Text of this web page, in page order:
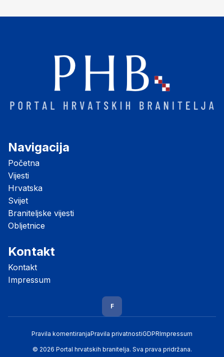
Navigacija
Početna
Vijesti
Hrvatska
Svijet
Braniteljske vijesti
Obljetnice
Kontakt
Kontakt
Impressum
F
Pravila komentiranjaPravila privatnostiGDPRImpressum
© 2026 Portal hrvatskih branitelja. Sva prava pridržana.